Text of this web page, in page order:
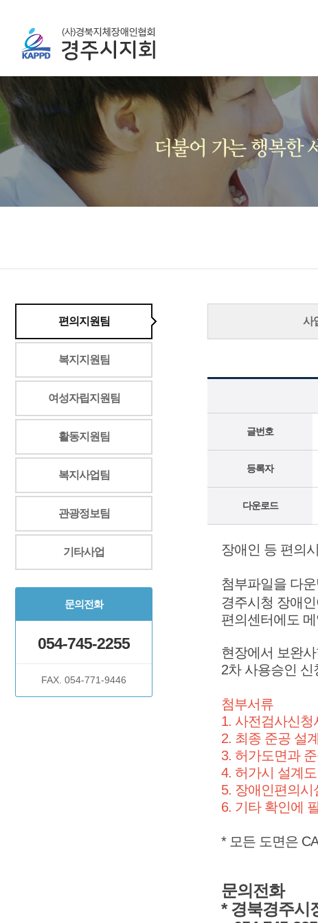
편의지원팀
복지지원팀
여성자립지원팀
활동지원팀
복지사업팀
관광정보팀
기타사업
문의전화
054-745-2255
FAX. 054-771-9446
사
글번호
등록자
다운로드
장애인 등 편의
첨부파일을 다
경주시청 장애
편의센터에도
현장에서 보완
2차 사용승인
첨부서류
1. 사전검사신청
2. 최종 준공 설
3. 허가도면과
4. 허가시 설계
5. 장애인편의
6. 기타 확인에
* 모든 도면은
문의전화
* 경북경주시